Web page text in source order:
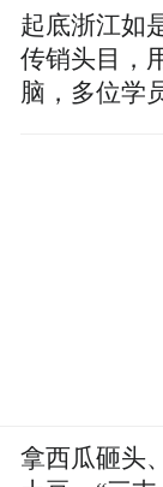
起底浙江如
传销头目，
脑，多位学
拿西瓜砸头